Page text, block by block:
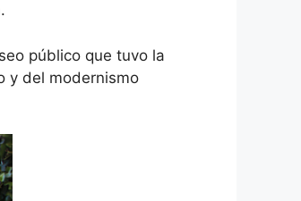
público que tuvo la
y del modernismo